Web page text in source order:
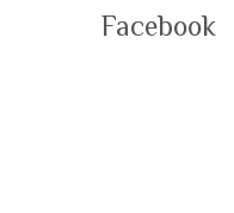
Facebook